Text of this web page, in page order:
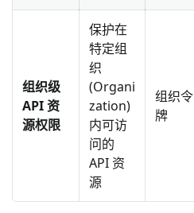
组织级
API 资
源权限
保护在
特定组
织
(Organi
zation)
内可访
问的
API 资
源
组织令
牌